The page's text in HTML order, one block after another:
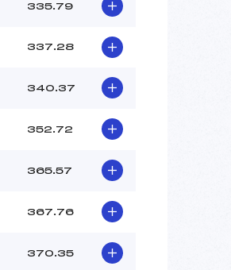
335.79
337.28
340.37
352.72
365.57
367.76
370.35